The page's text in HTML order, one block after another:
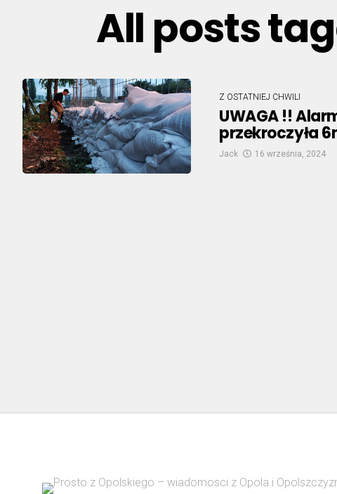
All posts
Z OSTATNIEJ CHWILI
UWAGA !!
przekroczyła
Jack 16 września, 2024